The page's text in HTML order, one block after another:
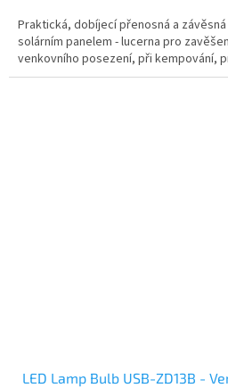
Praktická, dobíjecí přenosná a závěsná
solárním panelem - lucerna pro
venkovního posezení, při kempování,
LED Lamp Bulb USB-ZD13B -